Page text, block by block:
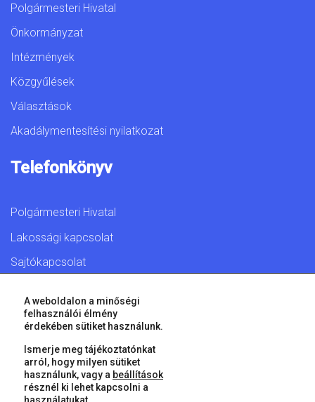
Polgármesteri Hivatal
Önkormányzat
Intézmények
Közgyűlések
Választások
Akadálymentesítési nyilatkozat
Telefonkönyv
Polgármesteri Hivatal
Lakossági kapcsolat
Sajtókapcsolat
© 2026 Győr Megyei Jogú Város • Minden jog fenntartva!
A weboldalon a minőségi
felhasználói élmény
érdekében sütiket használunk.
Ismerje meg tájékoztatónkat
arról, hogy milyen sütiket
használunk, vagy a beállítások
résznél ki lehet kapcsolni a